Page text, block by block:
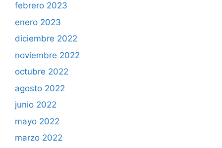
febrero 2023
enero 2023
diciembre 2022
noviembre 2022
octubre 2022
agosto 2022
junio 2022
mayo 2022
marzo 2022